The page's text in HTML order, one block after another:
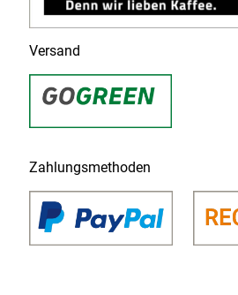
Versand
Zahlungsmethoden